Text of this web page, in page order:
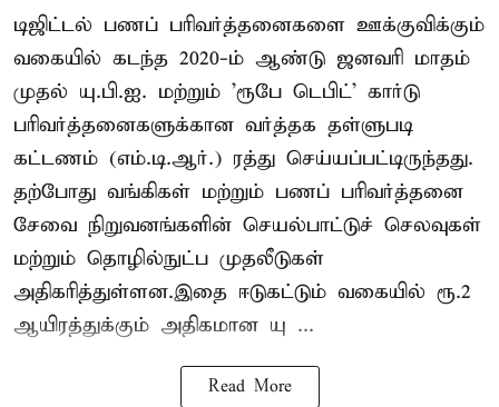
டிஜிட்டல் பணப் பரிவர்த்தனைகளை ஊக்குவிக்கும்
வகையில் கடந்த 2020-ம் ஆண்டு ஜனவரி மாதம்
முதல் யு.பி.ஐ. மற்றும் 'ரூபே டெபிட்' கார்டு
பரிவர்த்தனைகளுக்கான வர்த்தக தள்ளுபடி
கட்டணம் (எம்.டி.ஆர்.) ரத்து செய்யப்பட்டிருந்தது.
தற்போது வங்கிகள் மற்றும் பணப் பரிவர்த்தனை
சேவை நிறுவனங்களின் செயல்பாட்டுச் செலவுகள்
மற்றும் தொழில்நுட்ப முதலீடுகள்
அதிகரித்துள்ளன.இதை ஈடுகட்டும் வகையில் ரூ.2
ஆயிரத்துக்கும் அதிகமான யு ...
Read More